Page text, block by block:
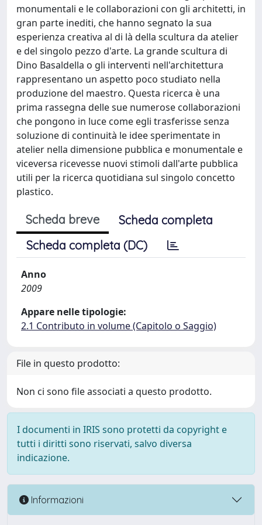
monumentali e le collaborazioni con gli architetti, in
gran parte inediti, che hanno segnato la sua
esperienza creativa al di là della scultura da atelier
e del singolo pezzo d'arte. La grande scultura di
Dino Basaldella o gli interventi nell'architettura
rappresentano un aspetto poco studiato nella
produzione del maestro. Questa ricerca è una
prima rassegna delle sue numerose collaborazioni
che pongono in luce come egli trasferisse senza
soluzione di continuità le idee sperimentate in
atelier nella dimensione pubblica e monumentale e
viceversa ricevesse nuovi stimoli dall'arte pubblica
utili per la ricerca quotidiana sul singolo concetto
plastico.
Scheda breve
Scheda completa
Scheda completa (DC)
Anno
2009
Appare nelle tipologie:
2.1 Contributo in volume (Capitolo o Saggio)
File in questo prodotto:
Non ci sono file associati a questo prodotto.
I documenti in IRIS sono protetti da copyright e
tutti i diritti sono riservati, salvo diversa
indicazione.
Informazioni